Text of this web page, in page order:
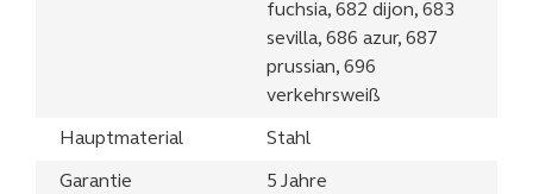
fuchsia, 682 dijon, 683
sevilla, 686 azur, 687
prussian, 696
verkehrsweiß
Hauptmaterial Stahl
Garantie 5 Jahre